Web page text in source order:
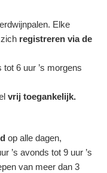
Elke
registreren via de
6 uur ’s morgens
vrij toegankelijk.
op alle dagen,
’s avonds tot 9 uur ’s
van meer dan 3